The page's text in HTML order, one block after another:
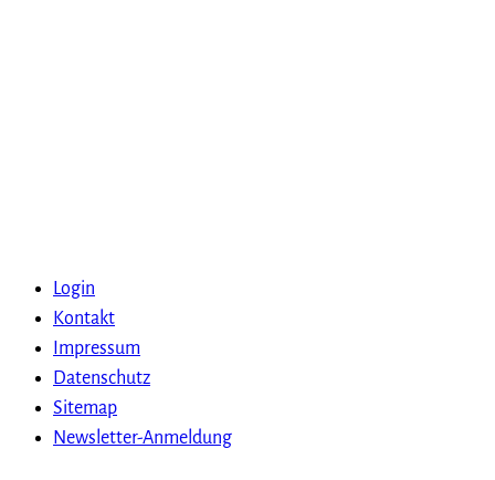
Login
Kontakt
Impressum
Datenschutz
Sitemap
Newsletter-Anmeldung